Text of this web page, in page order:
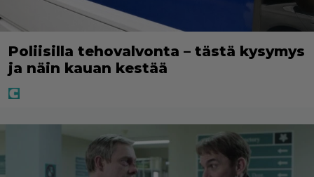
Poliisilla tehovalvonta – tästä kysymys
ja näin kauan kestää